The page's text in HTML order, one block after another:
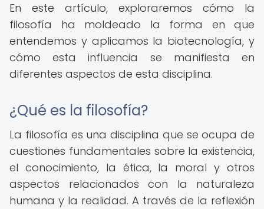
En este artículo, exploraremos cómo la
filosofía ha moldeado la forma en que
entendemos y aplicamos la biotecnología, y
cómo esta influencia se manifiesta en
diferentes aspectos de esta disciplina.
¿Qué es la filosofía?
La filosofía es una disciplina que se ocupa de
cuestiones fundamentales sobre la existencia,
el conocimiento, la ética, la moral y otros
aspectos relacionados con la naturaleza
humana y la realidad. A través de la reflexión